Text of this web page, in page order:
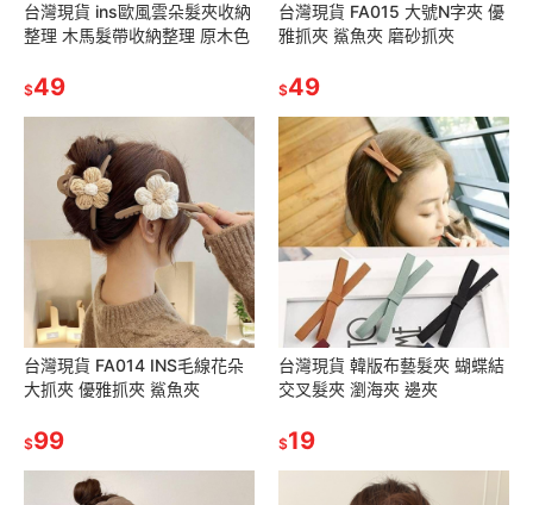
台灣現貨 ins歐風雲朵髮夾收納
整理 木馬髮帶收納整理 原木色
$49
台灣現貨 FA015 大號N字夾 優
雅抓夾 鯊魚夾 磨砂抓夾
$49
台灣現貨 FA014 INS毛線花朵
大抓夾 優雅抓夾 鯊魚夾
$99
台灣現貨 韓版布藝髮夾 蝴蝶結
交叉髮夾 瀏海夾 邊夾
$19